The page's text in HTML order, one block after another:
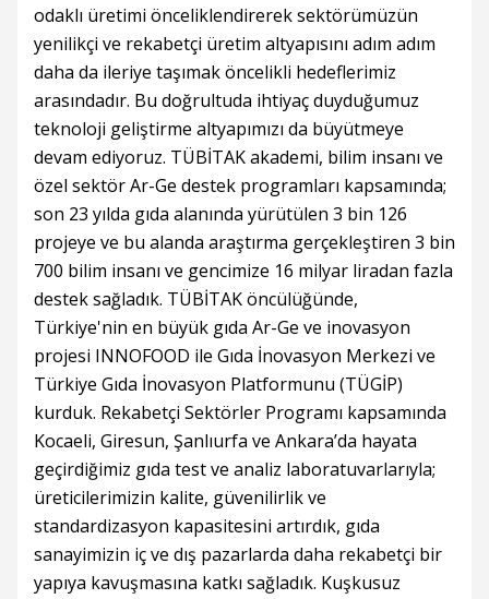
odaklı üretimi önceliklendirerek sektörümüzün
yenilikçi ve rekabetçi üretim altyapısını adım adım
daha da ileriye taşımak öncelikli hedeflerimiz
arasındadır. Bu doğrultuda ihtiyaç duyduğumuz
teknoloji geliştirme altyapımızı da büyütmeye
devam ediyoruz. TÜBİTAK akademi, bilim insanı ve
özel sektör Ar-Ge destek programları kapsamında;
son 23 yılda gıda alanında yürütülen 3 bin 126
projeye ve bu alanda araştırma gerçekleştiren 3 bin
700 bilim insanı ve gencimize 16 milyar liradan fazla
destek sağladık. TÜBİTAK öncülüğünde,
Türkiye'nin en büyük gıda Ar-Ge ve inovasyon
projesi INNOFOOD ile Gıda İnovasyon Merkezi ve
Türkiye Gıda İnovasyon Platformunu (TÜGİP)
kurduk. Rekabetçi Sektörler Programı kapsamında
Kocaeli, Giresun, Şanlıurfa ve Ankara’da hayata
geçirdiğimiz gıda test ve analiz laboratuvarlarıyla;
üreticilerimizin kalite, güvenilirlik ve
standardizasyon kapasitesini artırdık, gıda
sanayimizin iç ve dış pazarlarda daha rekabetçi bir
yapıya kavuşmasına katkı sağladık. Kuşkusuz